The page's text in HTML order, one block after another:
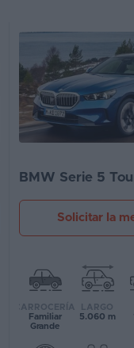
BMW Serie 5
Solicitar la
CARROCERÍA
Familiar
Grande
LARGO
5.060 m